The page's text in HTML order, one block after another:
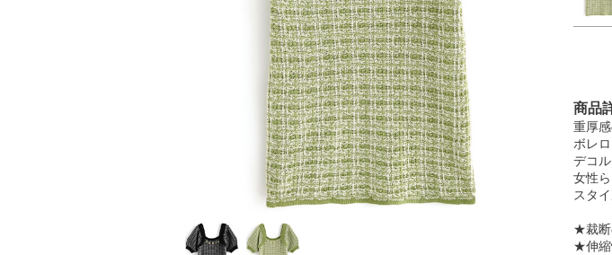
商品
重厚
ボレ
デコ
女性
スタ
★裁断
★伸縮